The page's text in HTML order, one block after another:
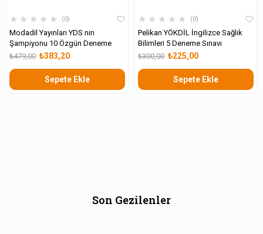
★ ★ ★ ★ ★ 0
Modadil Yayınları YDS nin
Şampiyonu 10 Özgün Deneme
₺383,20
₺479,00
Sepete Ekle
★ ★ ★ ★ ★ 0
Pelikan YÖKDİL İngilizce Sağlık
Bilimleri 5 Deneme Sınavı
₺225,00
₺300,00
Sepete Ekle
Son Gezilenler